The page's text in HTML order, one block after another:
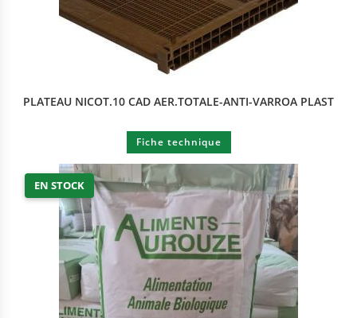
PLATEAU NICOT.10 CAD AER.TOTALE-ANTI-VARROA PLAST
Fiche technique
EN STOCK